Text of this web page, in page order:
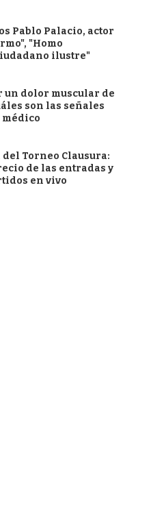
Pablo Palacio, actor
"Homo
ilustre"
un dolor muscular de
son las señales
Torneo Clausura:
de las entradas y
en vivo